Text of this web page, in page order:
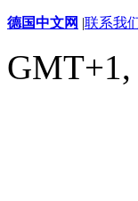
德国中文网 |联系我
GMT+1,